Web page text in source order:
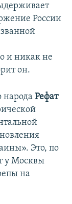
России
и никак не
он.
народа Рефат
Это, по
у Москвы
на